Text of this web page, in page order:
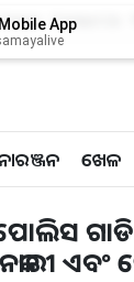
Career Contact Us
ଖେଳ
App